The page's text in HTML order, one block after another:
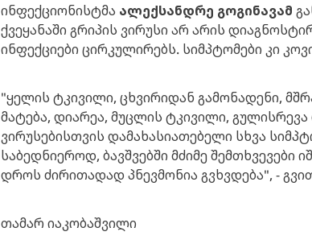
ინფექციონისტმა ალექსანდრე გოგინავამ
ქვეყანაში გრიპის ვირუსი არ არის
ინფექციები ცირკულირებს. სიმპტომები კი
"ყელის ტკივილი, ცხვირიდან გამონადენი,
მატება, დიარეა, მუცლის ტკივილი,
ვირუსებისთვის დამახასიათებელი სხვა
საბედნიეროდ, ბავშვებში მძიმე შემთხვევები
დროს ძირითადად პნევმონია გვხვდება", -
თამარ იაკობაშვილი